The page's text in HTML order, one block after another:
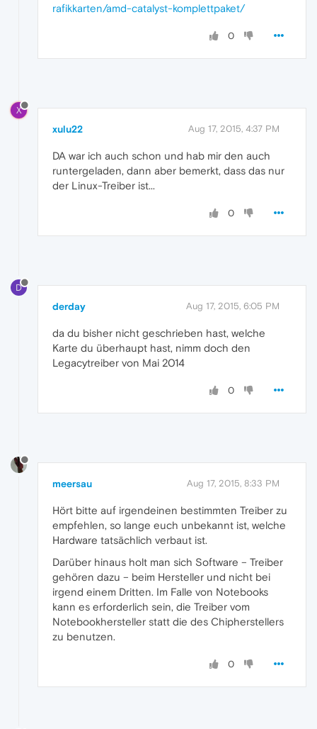
rafikkarten/amd-catalyst-komplettpaket/
0
X
xulu22 Aug 17, 2015, 4:37 PM
DA war ich auch schon und hab mir den auch
runtergeladen, dann aber bemerkt, dass das nur
der Linux-Treiber ist...
0
D
derday Aug 17, 2015, 6:05 PM
da du bisher nicht geschrieben hast, welche
Karte du überhaupt hast, nimm doch den
Legacytreiber von Mai 2014
0
meersau Aug 17, 2015, 8:33 PM
Hört bitte auf irgendeinen bestimmten Treiber zu
empfehlen, so lange euch unbekannt ist, welche
Hardware tatsächlich verbaut ist.
Darüber hinaus holt man sich Software – Treiber
gehören dazu – beim Hersteller und nicht bei
irgend einem Dritten. Im Falle von Notebooks
kann es erforderlich sein, die Treiber vom
Notebookhersteller statt die des Chipherstellers
zu benutzen.
0